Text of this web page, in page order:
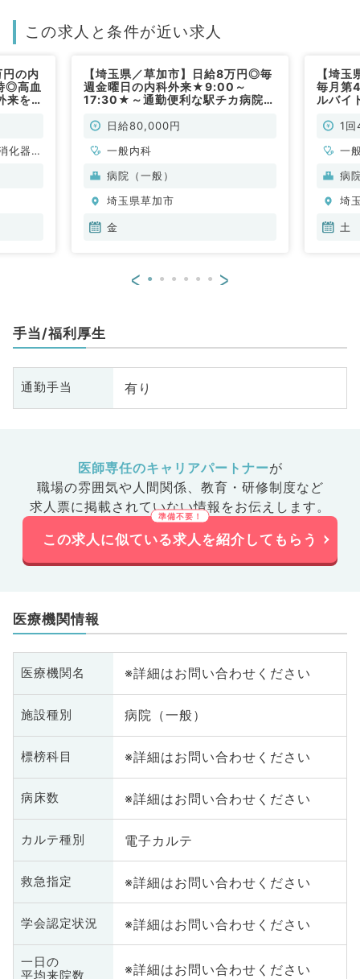
この求人と条件が近い求人
の内
◎高血
来をお
化器内
【埼玉県／草加市】日給8万円◎毎
週金曜日の内科外来★9:00～
17:30★～通勤便利な駅チカ病院～
日給80,000円
一般内科
病院（一般）
埼玉県草加市
金
【埼
毎月第
ルバ
／非常
1
一
科
病
埼
土
< >
手当/福利厚生
通勤手当 有り
医師専任のキャリアパートナーが
職場の雰囲気や人間関係、 教育・研修制度など
求人票に掲載されていない情報をお伝えします。
この求人に似ている求人を紹介してもらう
医療機関情報
医療機関名 ※詳細はお問い合わせください
施設種別 病院（一般）
標榜科目 ※詳細はお問い合わせください
病床数 ※詳細はお問い合わせください
カルテ種別 電子カルテ
救急指定 ※詳細はお問い合わせください
学会認定状況 ※詳細はお問い合わせください
一日の
※詳細はお問い合わせください